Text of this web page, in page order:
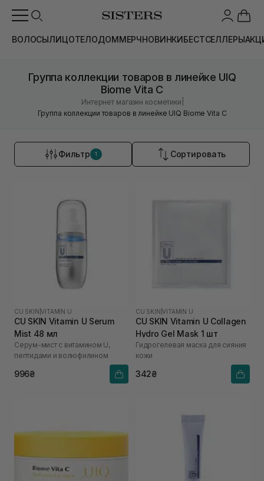
ВОЛОСЫЛИЦОТЕЛОДОММЕРЧНОВИНКИБЕСТСЕЛЛЕРЫ
Группа коллекции товаров в линейке UIQ
Biome Vita C
Интернет магазин косметики
Группа коллекции товаров в линейке UIQ Biome Vita C
Фильтр 1 Сортировать
CU SKIN |VITAMIN U
CU SKIN Vitamin U Serum
Mist 48 мл
Серум-мист с витамином U,
пептидами и волюфилином
996₴
CU SKIN |VITAMIN U
CU SKIN Vitamin U Collagen
Hydro Gel Mask 1 шт
Гидрогелевая маска для сияния
кожи
342₴